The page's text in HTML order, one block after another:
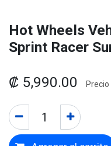
Hot Wheels
Sprint Racer
₡ 5,990.00 Precio